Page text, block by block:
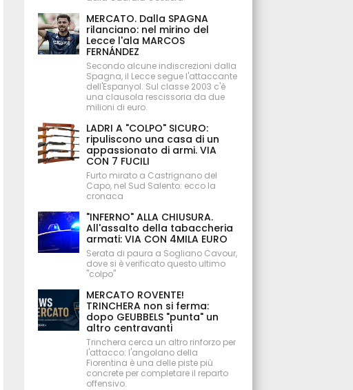
MERCATO. Dalla SPAGNA
rilanciano: nel mirino del
Lecce l'ala MARCOS
FERNÁNDEZ
Secondo alcune indiscrezioni dalla
Spagna, il Lecce segue l'attaccante
dell'Espanyol. Sul classe 2003 c'è
una clausola rescissoria da due
milioni di euro.
LADRI A "COLPO" SICURO:
ripuliscono una casa di un
appassionato di armi. VIA
CON 7 FUCILI
Furto mirato a Castrignano del
Capo, nel Sud Salento: ecco la
cronaca
"INFERNO" ALLA CHIUSURA.
All'assalto della tabaccheria
armati: VIA CON 4MILA EURO
Serata di paura a Sogliano Cavour,
dove si è verificato questo ultimo
"colpo"
MERCATO ROVENTE!
TRINCHERA non si ferma:
dopo GEUBBELS "punta" un
altro centravanti
Trinchera cerca un altro rinforzo per
l'attacco: l'angolano della
Fiorentina è una delle piste più
concrete per completare il reparto
offensivo.